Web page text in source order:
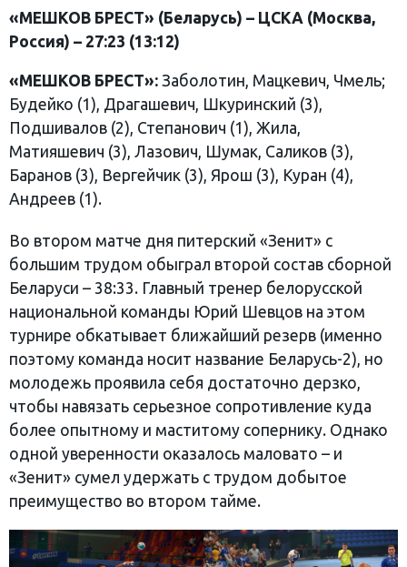
«МЕШКОВ БРЕСТ» (Беларусь) – ЦСКА (Москва,
Россия) – 27:23 (13:12)
«МЕШКОВ БРЕСТ»: Заболотин, Мацкевич, Чмель;
Будейко (1), Драгашевич, Шкуринский (3),
Подшивалов (2), Степанович (1), Жила,
Матияшевич (3), Лазович, Шумак, Саликов (3),
Баранов (3), Вергейчик (3), Ярош (3), Куран (4),
Андреев (1).
Во втором матче дня питерский «Зенит» с
большим трудом обыграл второй состав сборной
Беларуси – 38:33. Главный тренер белорусской
национальной команды Юрий Шевцов на этом
турнире обкатывает ближайший резерв (именно
поэтому команда носит название Беларусь-2), но
молодежь проявила себя достаточно дерзко,
чтобы навязать серьезное сопротивление куда
более опытному и маститому сопернику. Однако
одной уверенности оказалось маловато – и
«Зенит» сумел удержать с трудом добытое
преимущество во втором тайме.